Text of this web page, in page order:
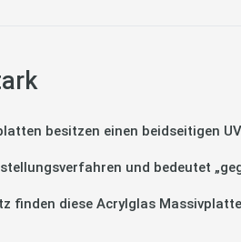
besitzen einen beidseitigen
und bedeutet
finden diese Acrylglas